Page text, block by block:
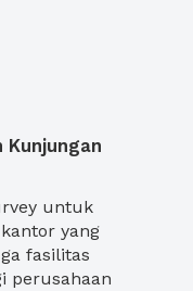
Kunjungan
untuk
yang
fasilitas
perusahaan